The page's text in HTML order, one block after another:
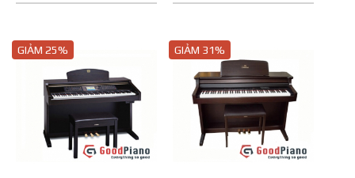
GIẢM 25% GIẢM 31%